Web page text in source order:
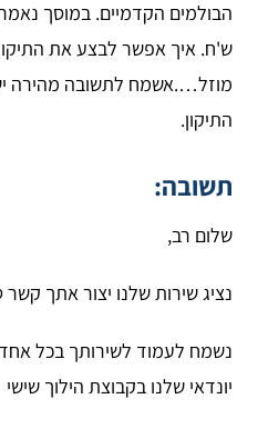
ש'ח. איך אפשר לבצע את
מוזל….אשמח לתשובה מהירה
התיקון.
תשובה:
שלום רב,
נציג שירות שלנו יצור אתך קשר
נשמח לעמוד לשירותך בכל
יונדאי שלנו בקבוצת הילוך שישי